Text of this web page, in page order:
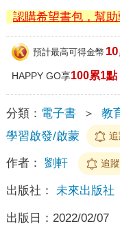
認購希望書包，幫
預計最高可得金幣 10
HAPPY GO享100累1點
分類： 電子書 ＞ 教
學習啟發/啟蒙
作者： 劉軒 追蹤
出版社： 未來出版社
出版日： 2022/02/07